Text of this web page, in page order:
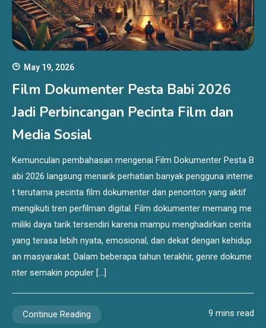
May 19, 2026
Film Dokumenter Pesta Babi 2026
Jadi Perbincangan Pecinta Film dan
Media Sosial
Kemunculan pembahasan mengenai Film Dokumenter Pesta B
abi 2026 langsung menarik perhatian banyak pengguna interne
t terutama pecinta film dokumenter dan penonton yang aktif
mengikuti tren perfilman digital. Film dokumenter memang me
miliki daya tarik tersendiri karena mampu menghadirkan cerita
yang terasa lebih nyata, emosional, dan dekat dengan kehidup
an masyarakat. Dalam beberapa tahun terakhir, genre dokume
nter semakin populer […]
Continue Reading 9 mins read